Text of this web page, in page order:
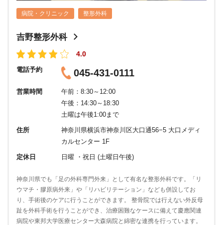
病院・クリニック 整形外科
吉野整形外科
4.0
電話予約 045-431-0111
営業時間
午前：8:30～12:00
午後：14:30～18:30
土曜は午後1:00まで
住所
神奈川県横浜市神奈川区大口通56−5 大口メディ
カルセンター 1F
定休日 日曜 ・祝日 (土曜日午後)
神奈川県でも「足の外科専門外来」として有名な整形外科です。「リ
ウマチ・膠原病外来」や「リハビリテーション」なども併設してお
り、手術後のケアに行うことができます。 整骨院では行えない外反母
趾を外科手術を行うことができ、治療困難なケースに備えて慶應関連
病院や東邦大学医療センター大森病院と綿密な連携を行っています。